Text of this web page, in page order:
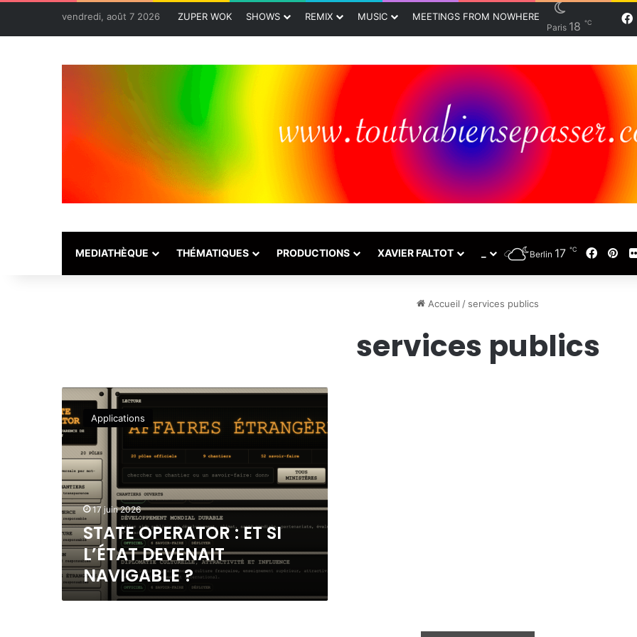
vendredi, août 7 2026 ZUPER WOK SHOWS REMIX MUSIC MEETINGS FROM NOWHERE
Paris 18 ℃
MEDIATHÈQUE THÉMATIQUES PRODUCTIONS XAVIER FALTOT Berlin 17 ℃
Accueil / services publics
services publics
T
A
T
O
P
E
R
A
T
O
R
:
E
Applications
17 juin 2026
STATE OPERATOR : ET SI
L’ÉTAT DEVENAIT
NAVIGABLE ?